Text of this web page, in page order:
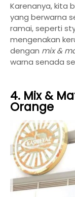
Karenanya, kita
yang berwarna
ramai, seperti
mengenakan
dengan mix &
warna senada
4. Mix &
Orange